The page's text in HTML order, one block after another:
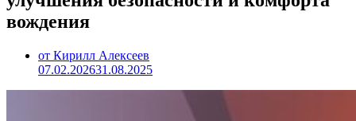
вождения
от Кирилл Алексеев
07.02.202631.08.2025